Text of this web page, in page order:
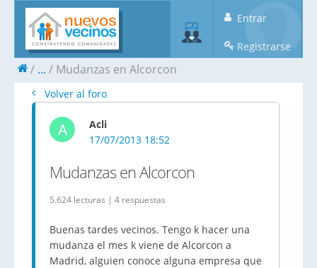
Entrar
Registrarse
... Mudanzas en Alcorcon
Volver al foro
A
Acli
17/07/2013 18:52
Mudanzas en Alcorcon
5.624 lecturas | 4 respuestas
Buenas tardes vecinos. Tengo k hacer una
mudanza el mes k viene de Alcorcon a
Madrid, alguien conoce alguna empresa que